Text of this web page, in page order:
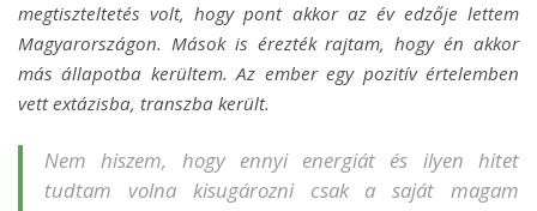
megtiszteltetés volt, hogy pont akkor az év edzője lettem
Magyarországon. Mások is érezték rajtam, hogy én akkor
más állapotba kerültem. Az ember egy pozitív értelemben
vett extázisba, transzba került.
Nem hiszem, hogy ennyi energiát és ilyen hitet
tudtam volna kisugározni csak a saját magam